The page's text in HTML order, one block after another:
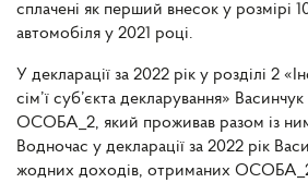
сплачені як перший внесок у розмірі
автомобіля у 2021 році.
У декларації за 2022 рік у розділі 2
сім’ї суб’єкта декларування»
ОСОБА_2, який проживав разом із
Водночас у декларації за 2022 рік
жодних доходів, отриманих ОСОБА_2,